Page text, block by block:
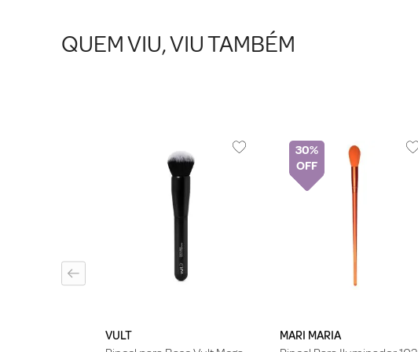
QUEM VIU, VIU TAMBÉM
VULT
30%
MARI MARIA